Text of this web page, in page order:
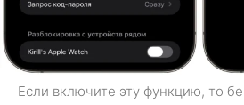
Если включите эту функцию, то